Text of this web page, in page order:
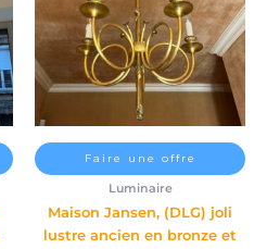
Faire une offre
Luminaire
Maison Jansen, (DLG) joli
lustre ancien en bronze et